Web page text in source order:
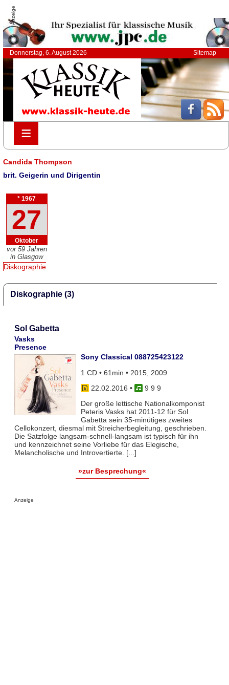
Anzeige
Donnerstag, 6. August 2026 Sitemap
≡
≡
Candida Thompson
brit. Geigerin und Dirigentin
* 1967
27
Oktober
vor 59 Jahren
in Glasgow
Diskographie
Diskographie (3)
Sol Gabetta
Vasks
Presence
Sony Classical 088725423122
1 CD • 61min • 2015, 2009
22.02.2016 •
9 9 9
Der große lettische Nationalkomponist
Peteris Vasks hat 2011-12 für Sol
Gabetta sein 35-minütiges zweites
Cellokonzert, diesmal mit Streicherbegleitung, geschrieben.
Die Satzfolge langsam-schnell-langsam ist typisch für ihn
und kennzeichnet seine Vorliebe für das Elegische,
Melancholische und Introvertierte. [...]
»zur Besprechung«
Anzeige